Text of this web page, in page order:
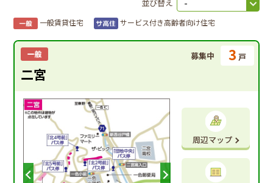
並び替え
一般賃貸住宅 サービス付き高齢者向け住宅
二宮
募集中 3 戸
周辺マップ